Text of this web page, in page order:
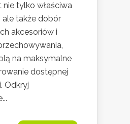
nie tylko właściwa
ale także dobór
akcesoriów i
na maksymalne
dostępnej
Odkryj